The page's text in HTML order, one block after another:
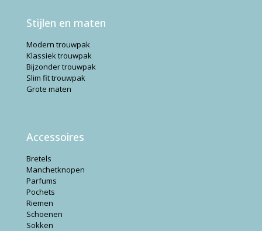
Stijlen en maten
Modern trouwpak
Klassiek trouwpak
Bijzonder trouwpak
Slim fit trouwpak
Grote maten
Accessoires
Bretels
Manchetknopen
Parfums
Pochets
Riemen
Schoenen
Sokken